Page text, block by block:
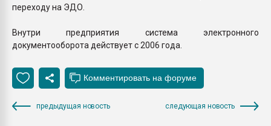
переходу на ЭДО.
Внутри предприятия система электронного
документооборота действует с 2006 года.
предыдущая новость следующая новость